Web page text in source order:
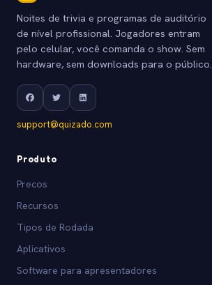
Noites de trivia e programas de auditório
de nível profissional. Jogadores entram
pelo celular, você comanda o show. Sem
hardware, sem downloads para o público.
support@quizado.com
Produto
Precos
Recursos
Tipos de Rodada
Aplicativos
Software para apresentadores